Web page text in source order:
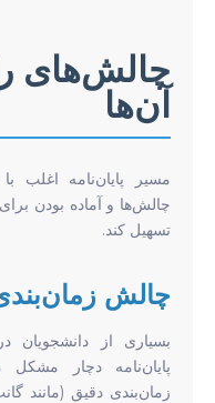
چالش‌های
آن‌ها
مسیر پایان‌نامه اغلب
چالش‌ها و آماده بودن
تسهیل کند.
چالش
بسیاری از
پایان‌نامه دچار
زمان‌بندی دقیق (مانند